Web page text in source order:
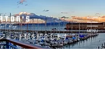
ェット類を紹介します